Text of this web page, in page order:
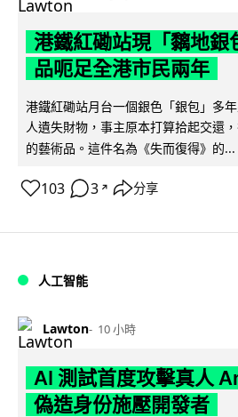
港鐵紅磡站現「黐地銀
品呃足全港市民兩年
港鐵紅磡站月台一個銀色「銀包」多
人遺失財物，事主原本打算拾起交還
的藝術品。這件名為《失而復得》的...
103 3 ↗ 分享
人工智能
Lawton 10 小時
AI 測試首度攻擊真人
偽造身份施壓開發者